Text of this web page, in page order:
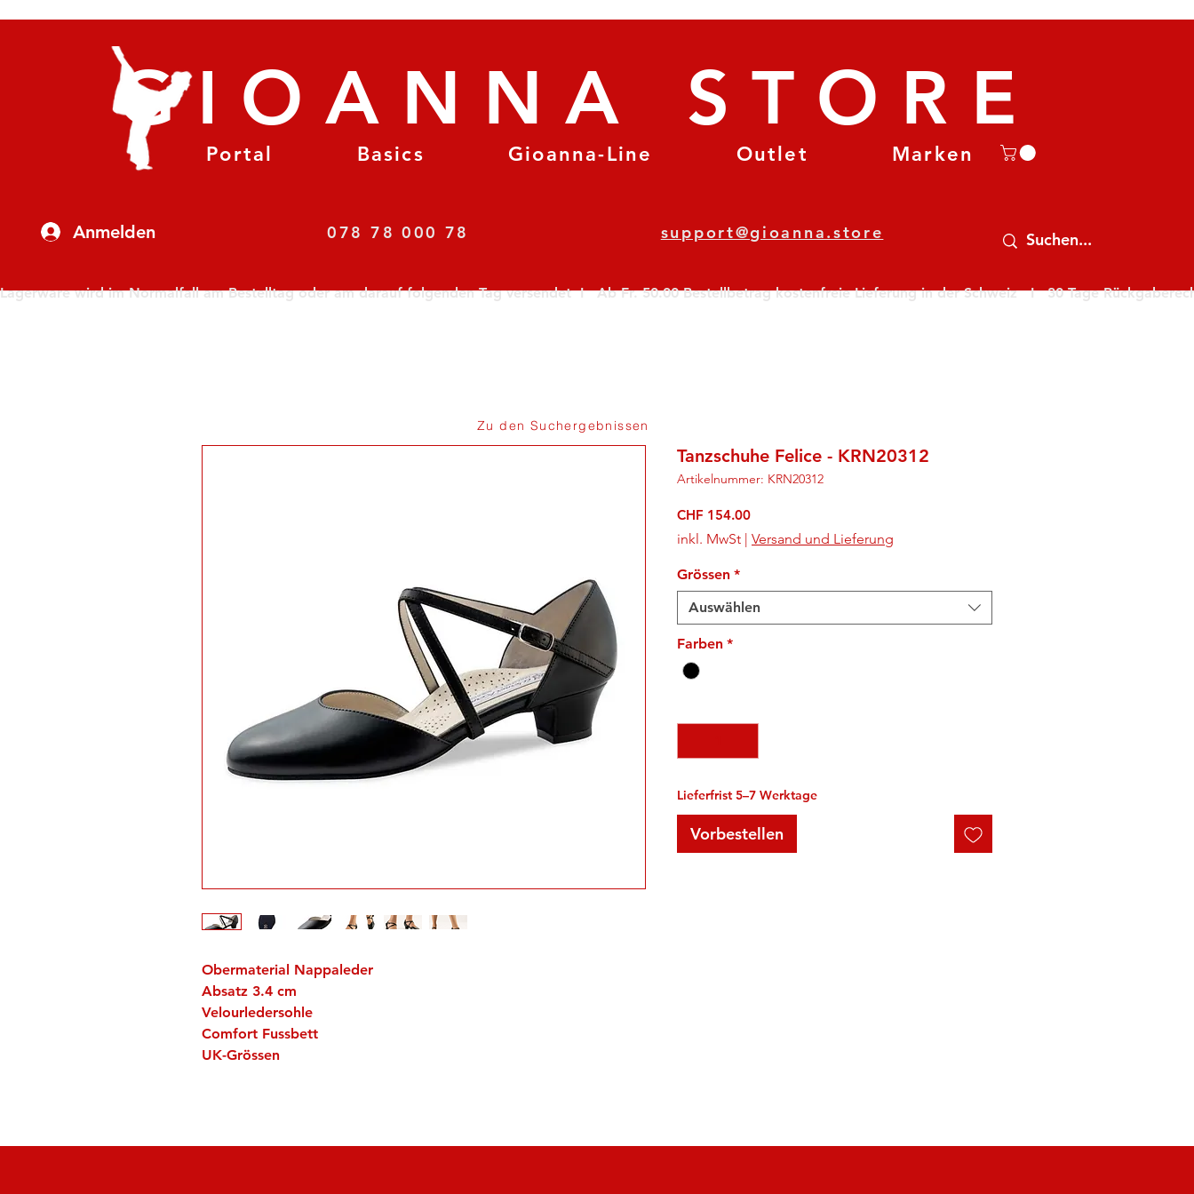
Anmelden
Portal Basics Gioanna-Line Outlet Marken
GIOANNA STORE
078 78 000 78 support@gioanna.store
Lagerware wird im Normalfall am Bestelltag oder am darauf folgenden Tag versendet  I   Ab Fr. 50.00 Bestellbetrag kostenfreie Lieferung in der Schweiz   I   30 Tage
Obermaterial Nappaleder
Absatz 3.4 cm
Velourledersohle
Comfort Fussbett
UK-Grössen
Tanzschuhe Felice - KRN20312
Artikelnummer: KRN20312
CHF 154.00Preis
inkl. MwSt | Versand und Lieferung
Grössen *
Auswählen
Farben *
Lieferfrist 5–7 Werktage
Vorbestellen
Zu den Suchergebnissen